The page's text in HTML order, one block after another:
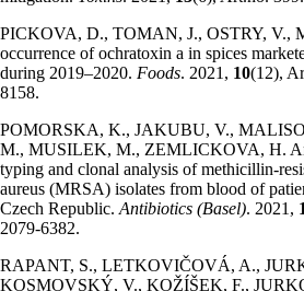
PICKOVA, D., TOMAN, J., OSTRY, V.,
occurrence of ochratoxin a in spices
during 2019–2020. Foods. 2021, 10(12),
8158.
POMORSKA, K., JAKUBU, V.,
M., MUSILEK, M., ZEMLICKOVA, H.
typing and clonal analysis of methicillin-
aureus (MRSA) isolates from blood of
Czech Republic. Antibiotics (Basel). 2021,
2079-6382.
RAPANT, S., LETKOVIČOVÁ, A.,
KOSMOVSKÝ, V., KOŽÍŠEK, F.,